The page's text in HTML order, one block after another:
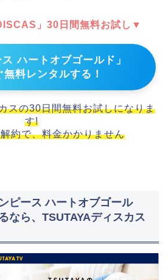
」30日間無料お試し▼
ハートオブゴールド」
無料レンタルする！
スの30日間無料お試しになりま
す!
約で、料金かかりません
ピース ハートオブゴール
なら、TSUTAYAディスカス